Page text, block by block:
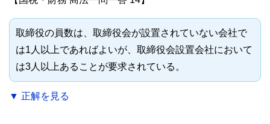
取締役の員数は、取締役会が設置されていない会社で
は1人以上であればよいが、取締役会設置会社において
は3人以上あることが要求されている。
▼ 正解を見る